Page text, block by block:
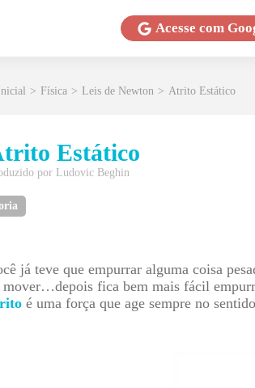
Acesse com
> Física > Leis de Newton > Atrito Estático
Estático
por Ludovic Beghin
já teve que empurrar alguma coisa
mover…depois fica bem mais fácil
é uma força que age sempre no